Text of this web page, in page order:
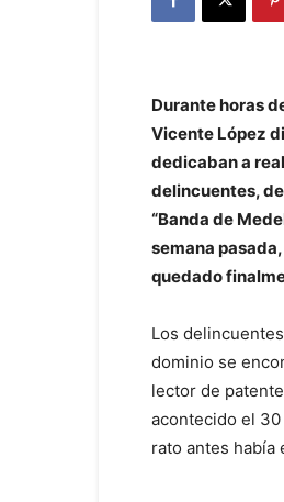
Durante horas
Vicente López
dedicaban a
delincuentes,
“Banda de
semana
quedado
Los
dominio se
lector de
acontecido el
rato antes había